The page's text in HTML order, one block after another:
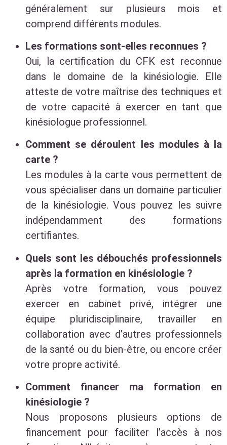
généralement sur plusieurs mois et
comprend différents modules.
Les formations sont-elles reconnues ?
Oui, la certification du CFK est reconnue
dans le domaine de la kinésiologie. Elle
atteste de votre maîtrise des techniques et
de votre capacité à exercer en tant que
kinésiologue professionnel.
Comment se déroulent les modules à la
carte ?
Les modules à la carte vous permettent de
vous spécialiser dans un domaine particulier
de la kinésiologie. Vous pouvez les suivre
indépendamment des formations
certifiantes.
Quels sont les débouchés professionnels
après la formation en kinésiologie ?
Après votre formation, vous pouvez
exercer en cabinet privé, intégrer une
équipe pluridisciplinaire, travailler en
collaboration avec d’autres professionnels
de la santé ou du bien-être, ou encore créer
votre propre activité.
Comment financer ma formation en
kinésiologie ?
Nous proposons plusieurs options de
financement pour faciliter l’accès à nos